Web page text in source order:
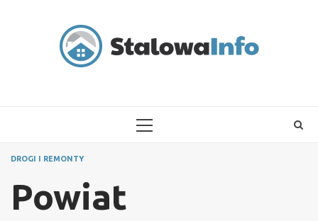
PRIMARY
DROGI I REMONTY
Powiat